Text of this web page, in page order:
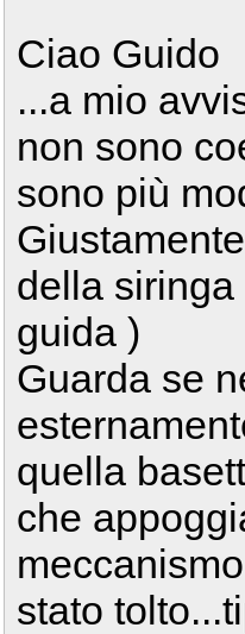
Ciao Guido
...a mio
non sono
sono più
della
guida )
Guarda se
quella
che
stato